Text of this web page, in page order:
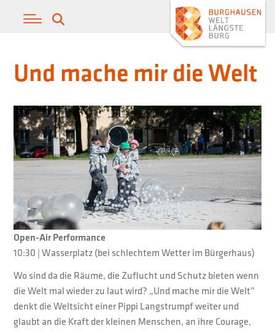
Und mache mir die Welt
Open-Air Performance
10:30 | Wasserplatz (bei schlechtem Wetter im Bürgerhaus)
Wo sind da die Räume, die Zuflucht und Schutz bieten wenn
die Welt mal wieder zu laut wird? „Und mache mir die Welt”
denkt die Weltsicht einer Pippi Langstrumpf weiter und
glaubt an die Kraft der kleinen Menschen, an ihre Courage,